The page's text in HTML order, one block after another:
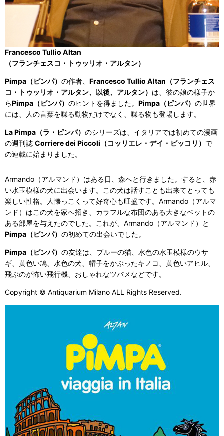
Francesco Tullio Altan
（フランチェスコ・トゥッリオ・アルタン）
Pimpa（ピンパ） の作者、 Francesco Tullio Altan（フランチェス
コ・トゥッリオ・アルタン、以後、アルタン） は、彼の娘の様子か
らPimpa（ピンパ） のヒントを得ました。 Pimpa（ピンパ） の世界
には、人の言葉を喋る動物だけでなく、喋る物も登場します。
La Pimpa（ラ・ピンパ） のシリーズは、イタリアでは初めての漫画
の週刊誌 Corriere dei Piccoli（コッリエレ・デイ・ピッコリ） で
の連載に始まりました。
Armando（アルマンド）はある日、森へと行きました。すると、赤
い水玉模様の犬に出会います。この犬は話すことも出来てとっても
楽しい性格。人懐っこくって好奇心も旺盛です。Armando（アルマ
ンド）はこの犬を家へ招き、カラフルな布団のある大きなベットの
ある部屋を与えたのでした。これが、Armando（アルマンド）と
Pimpa（ピンパ） の初めての出会いでした。
Pimpa（ピンパ） の友達は、ブルーの猫、水色の水玉模様のウサ
ギ、黄色い鳩、水色の犬、帽子をかぶったキノコ、黄色いアヒル、
飛ぶのが怖い飛行機、おしゃれなツバメなどです。
Copyright © Antiquarium Milano ALL Rights Reserved.